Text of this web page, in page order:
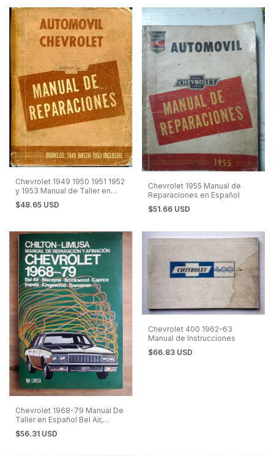
Chevrolet 1949 1950 1951 1952
y 1953 Manual de Taller en
Español
$48.65 USD
Chevrolet 1955 Manual de
Reparaciones en Español
$51.66 USD
Chevrolet 1968-79 Manual De
Taller en Español Bel Air,
Impala, Caprice, Biscayne
$56.31 USD
Chevrolet 400 1962-63
Manual de Instrucciones
$66.83 USD